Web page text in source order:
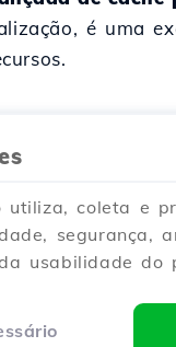
é uma
plugin
necessários para a
utiliza, coleta e
segurança,
usabilidade do